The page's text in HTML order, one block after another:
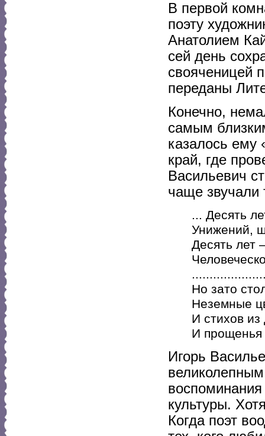
В первой
поэту
Анатолием
сей день
свояченицей
переданы
Конечно,
самым
казалось ему
край, где
Васильевич
чаще звучали
... Десять
Унижений,
Десять лет
Но зато
Неземные
И стихов
И прощенья
Игорь
культуры.
Когда поэт